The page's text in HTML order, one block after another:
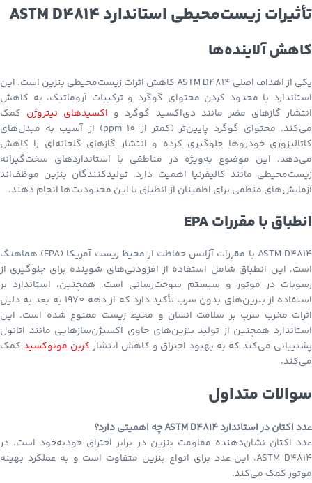
تأثیرات زیست‌محیطی استاندارد ASTM D4814
کاهش آلاینده‌ها
یکی از اهداف اصلی ASTM D4814 کاهش اثرات زیست‌محیطی بنزین است. این
استاندارد با محدود کردن محتوای گوگرد و ترکیبات آروماتیک، به کاهش
انتشار گازهای مضر مانند دی‌اکسید گوگرد و اکسیدهای نیتروژن کمک
می‌کند. محتوای گوگرد پایین‌تر (کمتر از 10 ppm) از آسیب به مبدل‌های
کاتالیزوری خودروها جلوگیری کرده و انتشار گازهای گلخانه‌ای را کاهش
می‌دهد. این موضوع به‌ویژه در مناطقی با استانداردهای سخت‌گیرانه
زیست‌محیطی مانند کالیفرنیا اهمیت دارد. تولیدکنندگان بنزین موظف‌اند
آزمایش‌های منظمی برای اطمینان از انطباق با این محدودیت‌ها انجام دهند.
انطباق با مقررات EPA
ASTM D4814 با مقررات آژانس حفاظت از محیط زیست آمریکا (EPA) هماهنگ
است. این انطباق شامل استفاده از افزودنی‌های شوینده برای جلوگیری از
رسوبات در موتور و سیستم سوخت‌رسانی است. همچنین، استاندارد بر
استفاده از بنزین‌های بدون سرب تأکید دارد که از دهه 1970 به بعد به دلیل
اثرات مخرب سرب بر سلامت انسان و محیط زیست ممنوع شده است. این
استاندارد همچنین از تولید بنزین‌های حاوی اکسیژن‌سازهایی مانند اتانول
پشتیبانی می‌کند که به بهبود احتراق و کاهش انتشار کربن مونوکسید کمک
می‌کند.
سوالات متداول
عدد اکتان در استاندارد ASTM D4814 چه اهمیتی دارد؟
عدد اکتان نشان‌دهنده مقاومت بنزین در برابر احتراق خودبه‌خود است. در
ASTM D4814، این عدد برای انواع بنزین متفاوت است و به عملکرد بهینه
موتور کمک می‌کند.